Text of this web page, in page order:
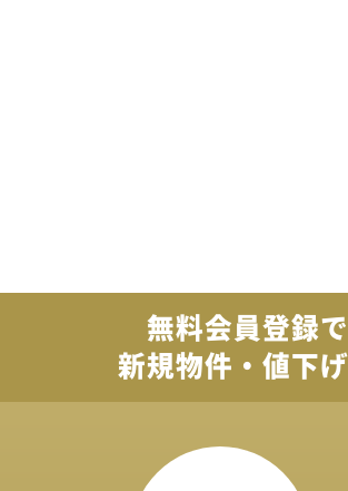
無料会員登録で
新規物件・値下